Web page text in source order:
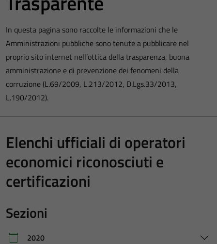
In questa pagina sono raccolte le informazioni che le
Amministrazioni pubbliche sono tenute a pubblicare nel
proprio sito internet nell’ottica della trasparenza, buona
amministrazione e di prevenzione dei fenomeni della
corruzione (L.69/2009, L.213/2012, D.Lgs.33/2013,
L.190/2012).
Elenchi ufficiali di operatori
economici riconosciuti e
certificazioni
Sezioni
2020